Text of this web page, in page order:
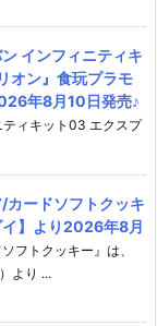
インフィニティキ
オン』食玩プラモ
年8月10日発売♪
ティキット03 エクスプ
/カードソフトクッキ
】より2026年8月
フトクッキー』は、
より ...